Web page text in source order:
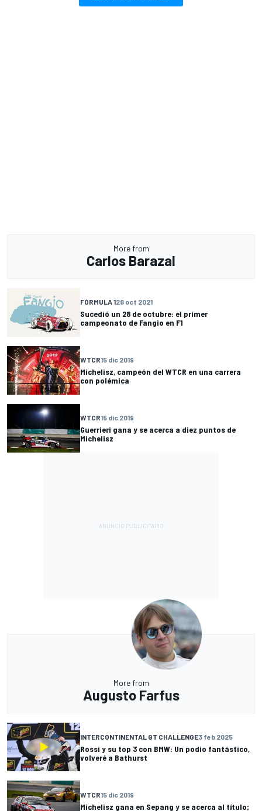
More from
Carlos Barazal
FÓRMULA 128 oct 2021
Sucedió un 28 de octubre: el primer
campeonato de Fangio en F1
WTCR15 dic 2019
Michelisz, campeón del WTCR en una carrera
con polémica
WTCR15 dic 2019
Guerrieri gana y se acerca a diez puntos de
Michelisz
More from
Augusto Farfus
INTERCONTINENTAL GT CHALLENGE3 feb 2025
Rossi y su top 3 con BMW: Un podio fantástico,
volveré a Bathurst
WTCR15 dic 2019
Michelisz gana en Sepang y se acerca al título;